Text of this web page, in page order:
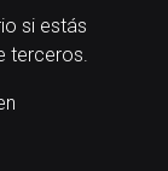
si estás
terceros.